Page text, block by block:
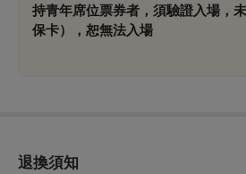
持青年席位票券者，須驗證入場，
保卡），恕無法入場
退換須知